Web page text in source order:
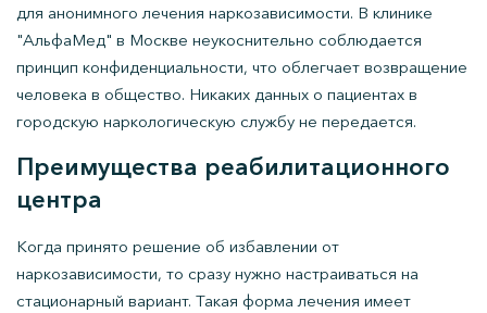
для анонимного лечения наркозависимости. В клинике
"АльфаМед" в Москве неукоснительно соблюдается
принцип конфиденциальности, что облегчает возвращение
человека в общество. Никаких данных о пациентах в
городскую наркологическую службу не передается.
Преимущества реабилитационного
центра
Когда принято решение об избавлении от
наркозависимости, то сразу нужно настраиваться на
стационарный вариант. Такая форма лечения имеет